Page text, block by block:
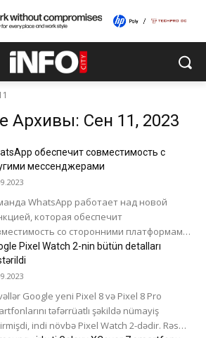
Архивы: Сен 11, 2023
обеспечит совместимость с
мессенджерами
WhatsApp работает над новой
которая обеспечит
со сторонними платформами
сообщениями. В бета-версии
WhatsApp для Android под
2.23.19.8 появилось новое...
Pixel Watch 2-nin bütün detalları
Google yeni Pixel 8 və Pixel 8 Pro
təfərrüatlı şəkildə nümayiş
indi növbə Pixel Watch 2-dədir. Rəsmi